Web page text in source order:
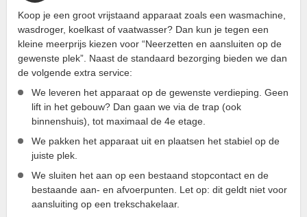
Koop je een groot vrijstaand apparaat zoals een wasmachine,
wasdroger, koelkast of vaatwasser? Dan kun je tegen een
kleine meerprijs kiezen voor “Neerzetten en aansluiten op de
gewenste plek”. Naast de standaard bezorging bieden we dan
de volgende extra service:
We leveren het apparaat op de gewenste verdieping. Geen
lift in het gebouw? Dan gaan we via de trap (ook
binnenshuis), tot maximaal de 4e etage.
We pakken het apparaat uit en plaatsen het stabiel op de
juiste plek.
We sluiten het aan op een bestaand stopcontact en de
bestaande aan- en afvoerpunten. Let op: dit geldt niet voor
aansluiting op een trekschakelaar.